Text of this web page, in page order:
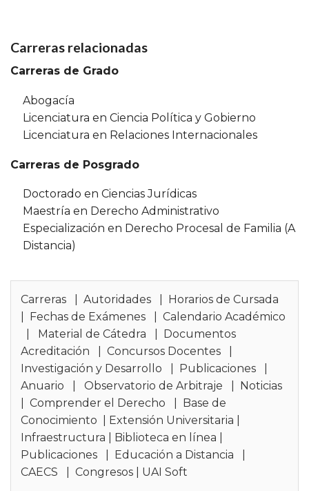
Carreras relacionadas
Carreras de Grado
Abogacía
Licenciatura en Ciencia Política y Gobierno
Licenciatura en Relaciones Internacionales
Carreras de Posgrado
Doctorado en Ciencias Jurídicas
Maestría en Derecho Administrativo
Especialización en Derecho Procesal de Familia (A
Distancia)
Carreras |Autoridades
Horarios de Cursada
Fechas de Exámenes |Calendario Académico
Material de Cátedra
Documentos
Acreditación |Concursos Docentes
Investigación y Desarrollo
Publicaciones
Anuario |Observatorio de Arbitraje
Noticias
|Comprender el Derecho
Base de
Conocimiento
Extensión Universitaria
Infraestructura
Biblioteca en línea
Publicaciones
Educación a Distancia
CAECS |Congresos UAI Soft